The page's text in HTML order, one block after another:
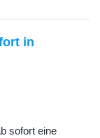
in
sofort eine